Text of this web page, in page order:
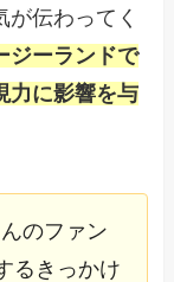
伝わってく
ジーランドで
力に影響を与
のファン
るきっかけ